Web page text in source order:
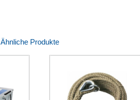
Ähnliche Produkte